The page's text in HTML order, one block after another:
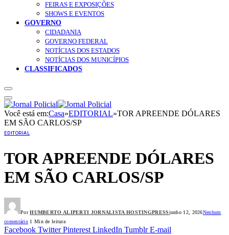
FEIRAS E EXPOSIÇÕES
SHOWS E EVENTOS
GOVERNO
CIDADANIA
GOVERNO FEDERAL
NOTÍCIAS DOS ESTADOS
NOTÍCIAS DOS MUNICÍPIOS
CLASSIFICADOS
Você está em:Casa»EDITORIAL»TOR APREENDE DÓLARES
EM SÃO CARLOS/SP
EDITORIAL
TOR APREENDE DÓLARES
EM SÃO CARLOS/SP
Por HUMBERTO ALIPERTI JORNALISTA HOSTINGPRESSjunho 12, 2026Nenhum
comentário 1 Min de leitura
Facebook Twitter Pinterest LinkedIn Tumblr E-mail